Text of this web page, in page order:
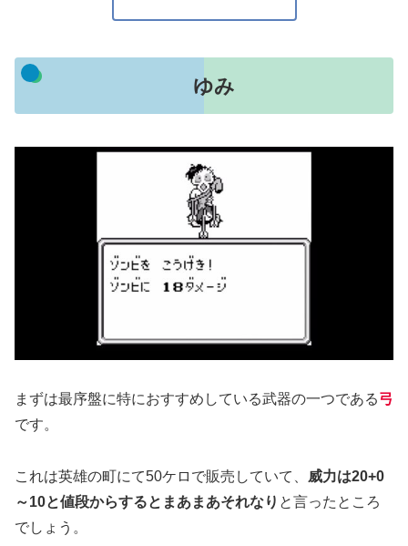
ゆみ
まずは最序盤に特におすすめしている武器の一つである弓
です。
これは英雄の町にて50ケロで販売していて、 威力は20+0
～10と値段からするとまあまあそれなり と言ったところ
でしょう。